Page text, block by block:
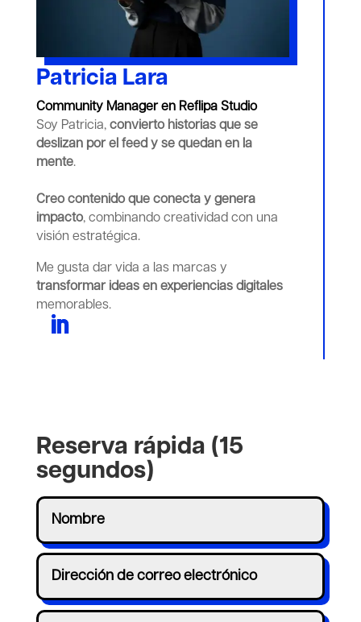
Patricia Lara
Community Manager en Reflipa Studio
Soy Patricia, convierto historias que se
deslizan por el feed y se quedan en la
mente.
Creo contenido que conecta y genera
impacto, combinando creatividad con una
visión estratégica.
Me gusta dar vida a las marcas y
transformar ideas en experiencias digitales
memorables.
Reserva rápida (15
segundos)